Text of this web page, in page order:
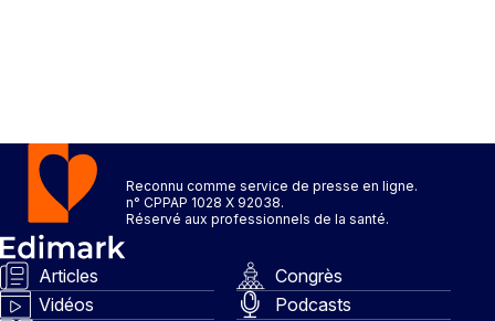
Reconnu comme service de presse en ligne.
n° CPPAP 1028 X 92038.
Réservé aux professionnels de la santé.
Articles
Congrès
Vidéos
Podcasts